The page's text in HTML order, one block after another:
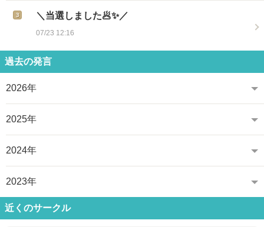
＼当選しました🥟✨／
07/23 12:16
過去の発言
2026年
2025年
2024年
2023年
近くのサークル